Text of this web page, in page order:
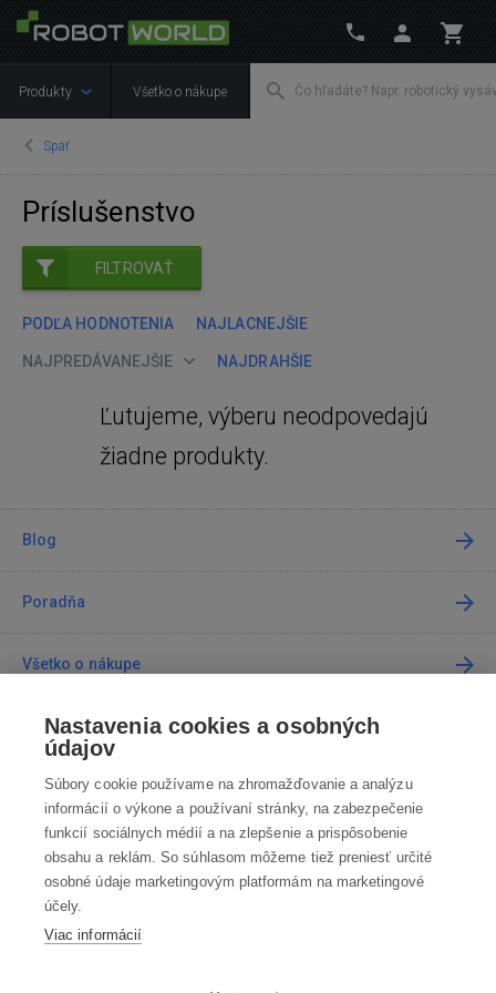
Produkty Všetko o nákupe
Späť
Príslušenstvo
FILTROVAŤ
PODĽA HODNOTENIA NAJLACNEJŠIE
NAJPREDÁVANEJŠIE NAJDRAHŠIE
Ľutujeme, výberu neodpovedajú
žiadne produkty.
Blog
Poradňa
Všetko o nákupe
Predajne
Kontakt
Kontaktujte nás
info@robotworld.sk
02 / 205 103 00
Nastavenia cookies a osobných
údajov
Súbory cookie používame na zhromažďovanie a analýzu
informácií o výkone a používaní stránky, na zabezpečenie
funkcií sociálnych médií a na zlepšenie a prispôsobenie
obsahu a reklám. So súhlasom môžeme tiež preniesť určité
osobné údaje marketingovým platformám na marketingové
účely.
Viac informácií